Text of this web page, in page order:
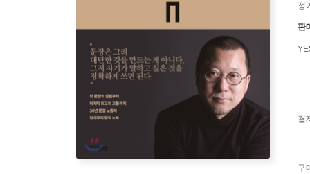
정
판
결
구